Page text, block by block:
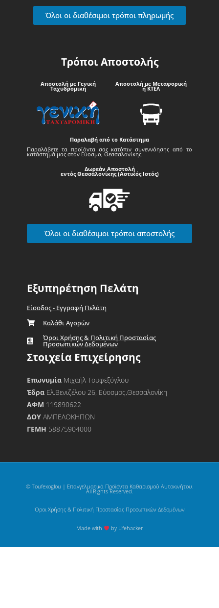
Όλοι οι διαθέσιμοι τρόποι πληρωμής
Τρόποι Αποστολής
Αποστολή με Γενική
Ταχυδρομική
Αποστολή με Μεταφορική
ή ΚΤΕΛ
Παραλαβή από το Κατάστημα
Παραλάβετε τα προϊόντα σας κατόπιν συνεννόησης από το
κατάστημά μας στον Εύοσμο, Θεσσαλονίκης.
Δωρεάν Αποστολή
εντός Θεσσαλονίκης (Αστικός Ιστός)
Όλοι οι διαθέσιμοι τρόποι αποστολής
Εξυπηρέτηση Πελάτη
Είσοδος - Εγγραφή Πελάτη
Καλάθι Αγορών
Όροι Χρήσης & Πολιτική Προστασίας
Προσωπικών Δεδομένων
Στοιχεία Επιχείρησης
Επωνυμία Μιχαήλ Τουφεξόγλου
Έδρα Ελ.Βενιζέλου 26, Εύοσμος,Θεσσαλονίκη
ΑΦΜ 119890622
ΔΟΥΑΜΠΕΛΟΚΗΠΩΝ
ΓΕΜΗ 58875904000
© Toufexoglou | Επαγγελματικά Προϊόντα Καθαρισμού Αυτοκινήτου.
All Rights Reserved.
Όροι Χρήσης & Πολιτική Προστασίας Προσωπικών Δεδομένων
Made with by Lifehacker